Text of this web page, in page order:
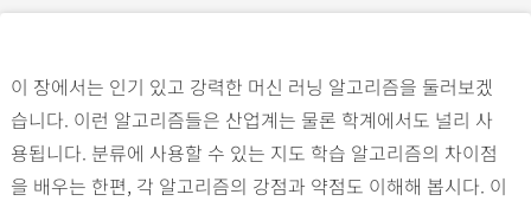
u
s
이 장에서는 인기 있고 강력한 머신 러닝 알고리즘을 둘러보겠
습니다. 이런 알고리즘들은 산업계는 물론 학계에서도 널리 사
용됩니다. 분류에 사용할 수 있는 지도 학습 알고리즘의 차이점
을 배우는 한편, 각 알고리즘의 강점과 약점도 이해해 봅시다. 이